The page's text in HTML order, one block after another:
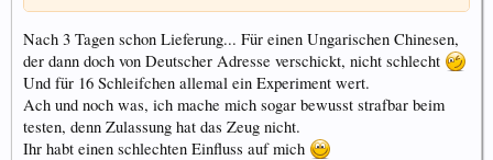
Nach 3 Tagen schon Lieferung... Für einen Ungarischen Chinesen,
der dann doch von Deutscher Adresse verschickt, nicht schlecht
Und für 16 Schleifchen allemal ein Experiment wert.
Ach und noch was, ich mache mich sogar bewusst strafbar beim
testen, denn Zulassung hat das Zeug nicht.
Ihr habt einen schlechten Einfluss auf mich